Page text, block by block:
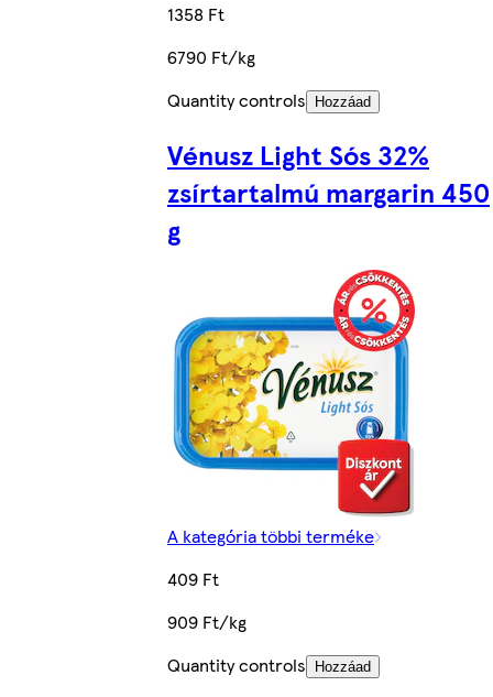
1358 Ft
6790 Ft/kg
Quantity controls
Hozzáad
Vénusz Light Sós 32%
zsírtartalmú margarin 450
g
A kategória többi terméke
409 Ft
909 Ft/kg
Quantity controls
Hozzáad